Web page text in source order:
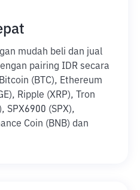
mudah beli dan jual
pairing IDR secara
(BTC), Ethereum
Ripple (XRP), Tron
SPX6900 (SPX),
Coin (BNB) dan